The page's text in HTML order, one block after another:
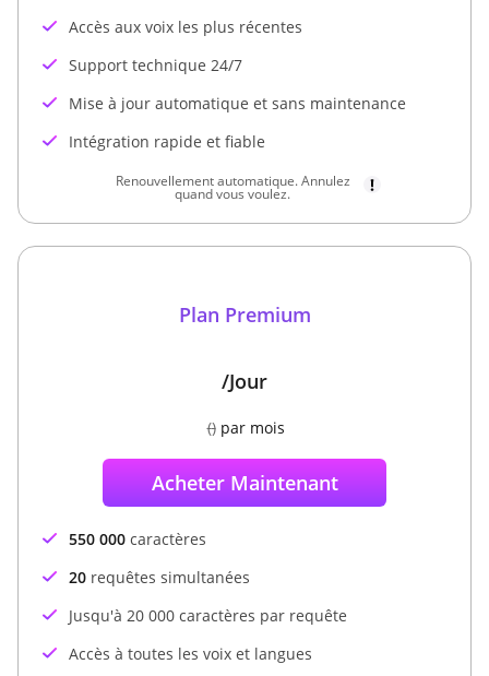
Accès aux voix les plus récentes
Support technique 24/7
Mise à jour automatique et sans maintenance
Intégration rapide et fiable
Renouvellement automatique. Annulez
quand vous voulez.
Plan Premium
/Jour
()par mois
Acheter Maintenant
550 000 caractères
20 requêtes simultanées
Jusqu'à 20 000 caractères par requête
Accès à toutes les voix et langues